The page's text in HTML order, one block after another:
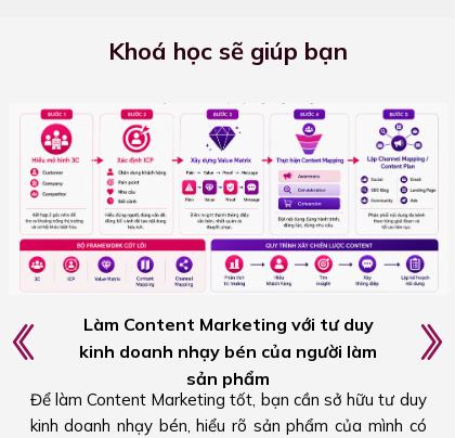
Khoá học sẽ giúp bạn
Bạn sẽ biết cách kết hợp cả Authority Content (xây
dựng uy tín) và Conversion Content (thúc đẩy hành
Triển khai hệ thống Content đa kênh theo
hành trình khách hàng